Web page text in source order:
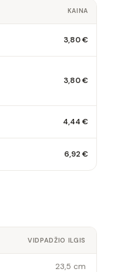
KAINA
3,80 €
3,80 €
4,44 €
6,92 €
VIDPADŽIO ILGIS
23,5 cm